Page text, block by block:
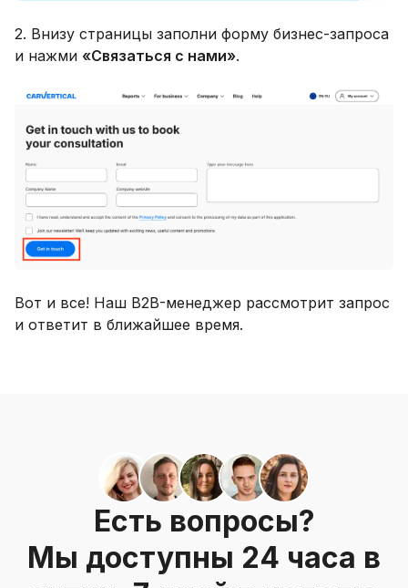
2. Внизу страницы заполни форму бизнес-запроса
и нажми «Связаться с нами».
Вот и все! Наш B2B-менеджер рассмотрит запрос
и ответит в ближайшее время.
Есть вопросы?
Мы доступны 24 часа в